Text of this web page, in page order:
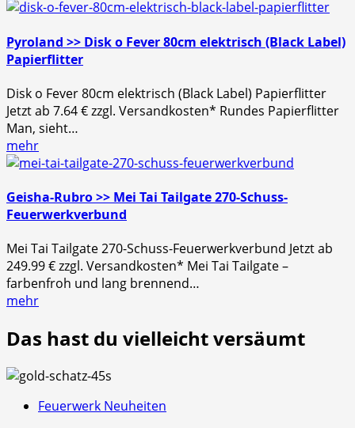
Pyroland >> Disk o Fever 80cm elektrisch (Black Label)
Papierflitter
Disk o Fever 80cm elektrisch (Black Label) Papierflitter
Jetzt ab 7.64 € zzgl. Versandkosten* Rundes Papierflitter
Man, sieht…
mehr
Geisha-Rubro >> Mei Tai Tailgate 270-Schuss-
Feuerwerkverbund
Mei Tai Tailgate 270-Schuss-Feuerwerkverbund Jetzt ab
249.99 € zzgl. Versandkosten* Mei Tai Tailgate –
farbenfroh und lang brennend…
mehr
Das hast du vielleicht versäumt
Feuerwerk Neuheiten